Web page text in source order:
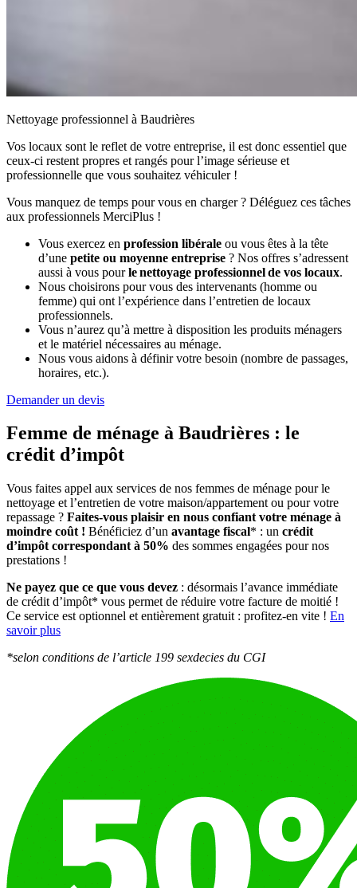
Nettoyage professionnel à Baudrières
Vos locaux sont le reflet de votre entreprise, il est donc essentiel que
ceux-ci restent propres et rangés pour l’image sérieuse et
professionnelle que vous souhaitez véhiculer !
Vous manquez de temps pour vous en charger ? Déléguez ces tâches
aux professionnels MerciPlus !
Vous exercez en profession libérale ou vous êtes à la tête
d’une petite ou moyenne entreprise ? Nos offres s’adressent
aussi à vous pourle nettoyage professionnel de vos locaux.
Nous choisirons pour vous des intervenants (homme ou
femme) qui ont l’expérience dans l’entretien de locaux
professionnels.
Vous n’aurez qu’à mettre à disposition les produits ménagers
et le matériel nécessaires au ménage.
Nous vous aidons à définir votre besoin (nombre de passages,
horaires, etc.).
Demander un devis
Femme de ménage à Baudrières : le
crédit d’impôt
Vous faites appel aux services de nos femmes de ménage pour le
nettoyage et l’entretien de votre maison/appartement ou pour votre
repassage ? Faites-vous plaisir en nous confiant votre ménage à
moindre coût ! Bénéficiez d’un avantage fiscal* : un crédit
d’impôt correspondant à 50% des sommes engagées pour nos
prestations !
Ne payez que ce que vous devez : désormais l’avance immédiate
de crédit d’impôt* vous permet de réduire votre facture de moitié !
Ce service est optionnel et entièrement gratuit : profitez-en vite ! En
savoir plus
*selon conditions de l’article 199 sexdecies du CGI